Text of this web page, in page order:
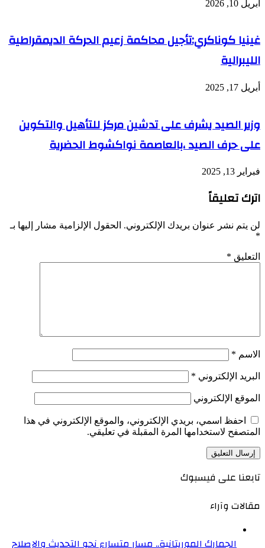
أبريل 10, 2026
غينيا كوناكري:تأجيل محاكمة زعيم الحركة الديمقراطية
الليبرالية
أبريل 17, 2025
وزير الصيد يشرف على تدشين مركز للتأهيل والتكوين
على حرف الصيد ،بالعاصمة نواكشوط الحضرية
فبراير 13, 2025
اترك تعليقاً
لن يتم نشر عنوان بريدك الإلكتروني. الحقول الإلزامية مشار إليها بـ
*
التعليق *
الاسم *
البريد الإلكتروني *
الموقع الإلكتروني
احفظ اسمي، بريدي الإلكتروني، والموقع الإلكتروني في هذا
المتصفح لاستخدامها المرة المقبلة في تعليقي.
تابعنا على فيسبوك
مقالات وآراء
الجمارك الموريتانية.. مسار متسارع نحو التحديث والإصلاح